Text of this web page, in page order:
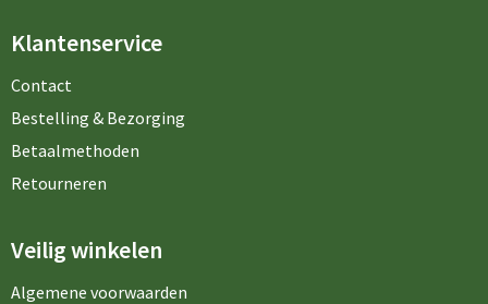
Klantenservice
Contact
Bestelling & Bezorging
Betaalmethoden
Retourneren
Veilig winkelen
Algemene voorwaarden